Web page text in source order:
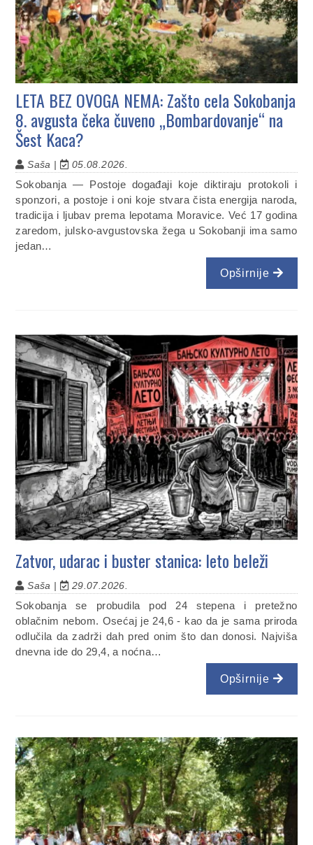
LETA BEZ OVOGA NEMA: Zašto cela Sokobanja
8. avgusta čeka čuveno „Bombardovanje“ na
Šest Kaca?
Saša | 05.08.2026.
Sokobanja — Postoje događaji koje diktiraju protokoli i
sponzori, a postoje i oni koje stvara čista energija naroda,
tradicija i ljubav prema lepotama Moravice. Već 17 godina
zaredom, julsko-avgustovska žega u Sokobanji ima samo
jedan…
Opširnije
Zatvor, udarac i buster stanica: leto beleži
Saša | 29.07.2026.
Sokobanja se probudila pod 24 stepena i pretežno
oblačnim nebom. Osećaj je 24,6 - kao da je sama priroda
odlučila da zadrži dah pred onim što dan donosi. Najviša
dnevna ide do 29,4, a noćna…
Opširnije